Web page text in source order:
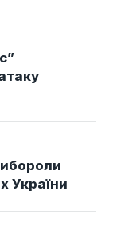
України